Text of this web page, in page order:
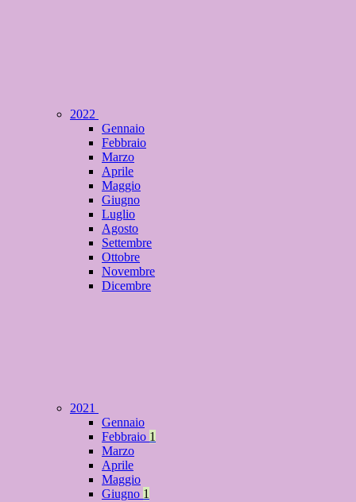
2022
Gennaio
Febbraio
Marzo
Aprile
Maggio
Giugno
Luglio
Agosto
Settembre
Ottobre
Novembre
Dicembre
2021
Gennaio
Febbraio 1
Marzo
Aprile
Maggio
Giugno 1